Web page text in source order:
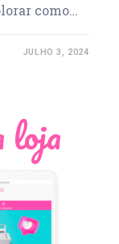
como…
JULHO 3, 2024
loja